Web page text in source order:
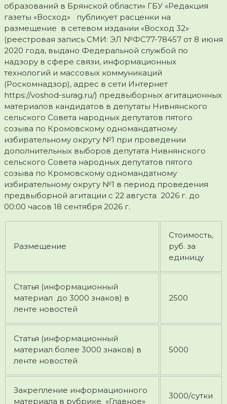
образований в Брянской области» ГБУ «Редакция
газеты «Восход» публикует расценки на
размещение в сетевом издании «Восход 32»
(реестровая запись СМИ: ЭЛ №ФС77-78457 от 8 июня
2020 года, выдано Федеральной службой по
надзору в сфере связи, информационных
технологий и массовых коммуникаций
(Роскомнадзор), адрес в сети Интернет
https://voshod-surag.ru/) предвыборных агитационных
материалов кандидатов в депутаты Нивнянского
сельского Совета народных депутатов пятого
созыва по Кромовскому одномандатному
избирательному округу №1 при проведении
дополнительных выборов депутата Нивнянского
сельского Совета народных депутатов пятого
созыва по Кромовскому одномандатному
избирательному округу №1 в период проведения
предвыборной агитации с 22 августа 2026 г. до
00:00 часов 18 сентября 2026 г.
Размещение
Стоимость,
руб. за
единицу
Статья (информационный
материал до 3000 знаков) в
ленте новостей
2500
Статья (информационный
материал более 3000 знаков) в
ленте новостей
5000
Закрепление информационного
материала в рубрике «Главное»
3000/сутки